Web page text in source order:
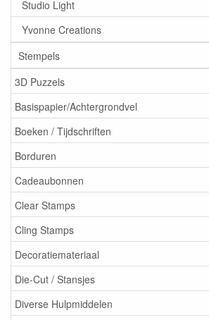
Studio Light
Yvonne Creations
Stempels
3D Puzzels
Basispapier/Achtergrondvel
Boeken / Tijdschriften
Borduren
Cadeaubonnen
Clear Stamps
Cling Stamps
Decoratiemateriaal
Die-Cut / Stansjes
Diverse Hulpmiddelen